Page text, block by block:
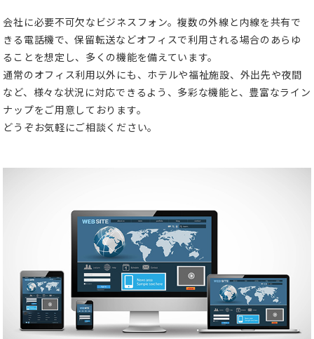
会社に必要不可欠なビジネスフォン。複数の外線と内線を共有で
きる電話機で、保留転送などオフィスで利用される場合のあらゆ
ることを想定し、多くの機能を備えています。
通常のオフィス利用以外にも、ホテルや福祉施設、外出先や夜間
など、様々な状況に対応できるよう、多彩な機能と、豊富なライン
ナップをご用意しております。
どうぞお気軽にご相談ください。